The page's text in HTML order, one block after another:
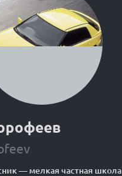
— мелкая частная школа